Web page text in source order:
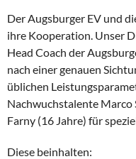
Der Augsburger EV und
ihre Kooperation. Unser
Head Coach der
nach einer genauen
üblichen
Nachwuchstalente Marco
Farny (16 Jahre) für
Diese beinhalten: